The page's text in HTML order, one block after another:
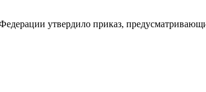
утвердило приказ,